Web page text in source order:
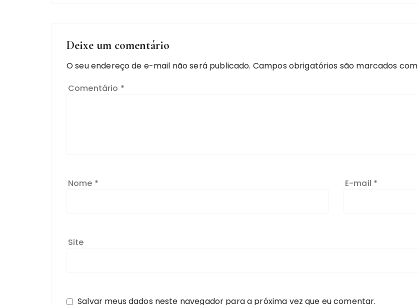
Deixe um comentário
O seu endereço de e-mail não será publicado. Campos obrigatórios são marcados com
Comentário *
Nome * E-mail *
Site
Salvar meus dados neste navegador para a próxima vez que eu comentar.